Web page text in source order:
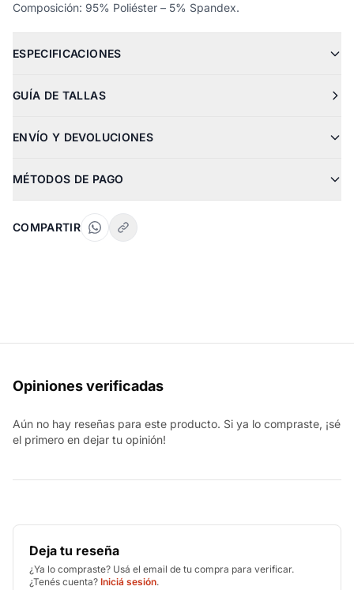
Composición: 95% Poliéster – 5% Spandex.
ESPECIFICACIONES
GUÍA DE TALLAS
ENVÍO Y DEVOLUCIONES
MÉTODOS DE PAGO
COMPARTIR
Opiniones verificadas
Aún no hay reseñas para este producto. Si ya lo compraste, ¡sé
el primero en dejar tu opinión!
Deja tu reseña
¿Ya lo compraste? Usá el email de tu compra para verificar.
¿Tenés cuenta? Iniciá sesión.